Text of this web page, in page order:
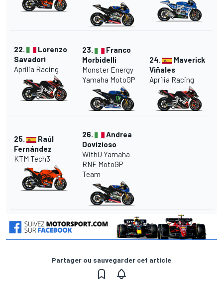
22.
Lorenzo
Savadori
Aprilia Racing
23.
Franco
Morbidelli
Monster Energy
Yamaha MotoGP
24.
Maverick
Viñales
Aprilia Racing
25.
Raúl
Fernández
KTM Tech3
26.
Andrea
Dovizioso
WithU Yamaha
RNF MotoGP
Team
Partager ou sauvegarder cet article